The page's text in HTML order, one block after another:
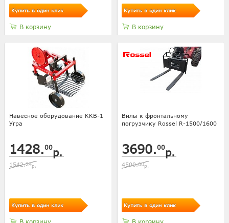
Купить в один клик
В корзину
Купить в один клик
В корзину
Навесное оборудование ККВ-1
Угра
1428.00р.
1542.24р.
Купить в один клик
В корзину
Вилы к фронтальному
погрузчику Rossel R-1500/1600
3690.00р.
4500.00р.
Купить в один клик
В корзину